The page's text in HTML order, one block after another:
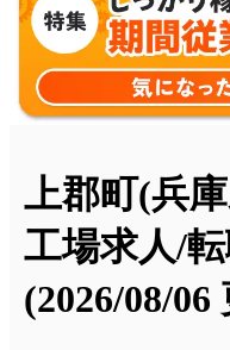
上郡町(兵
工場求人/
(2026/08/06